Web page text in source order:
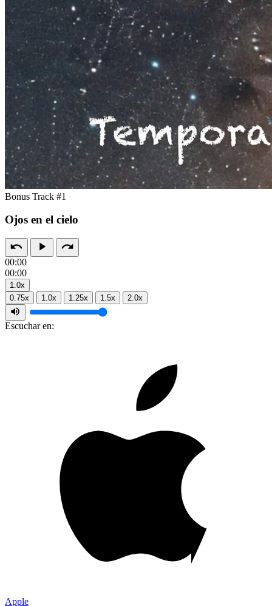
Bonus Track #1
Ojos en el cielo
00:00
00:00
1.0x
0.75x
1.0x 1.25x 1.5x 2.0x
Escuchar en:
Apple